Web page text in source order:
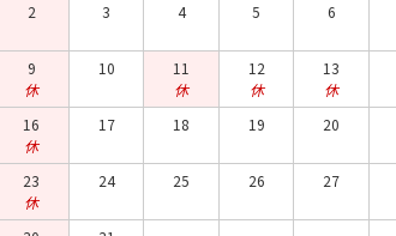
2 3 4 5 6
9
休
10
11
休
12
休
13
休
16
休
17 18 19 20
23
休
24 25 26 27